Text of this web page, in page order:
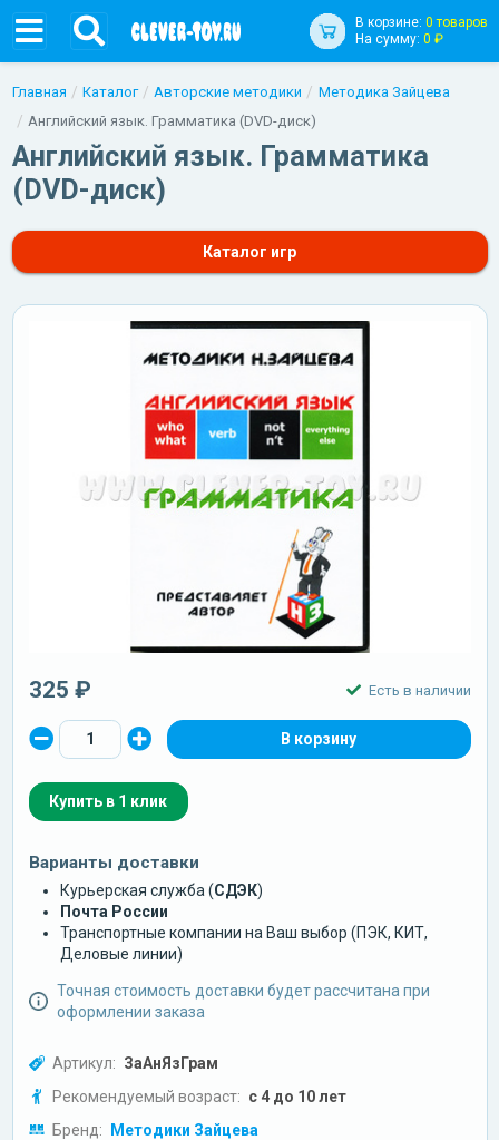
В корзине: 0 товаров
На сумму: 0 ₽
Главная Каталог Авторские методики
Методика Зайцева
Английский язык. Грамматика (DVD-диск)
Английский язык. Грамматика
(DVD-диск)
Каталог игр
325 ₽ Есть в наличии
Купить в 1 клик
Варианты доставки
Курьерская служба (СДЭК)
Почта России
Транспортные компании на Ваш выбор (ПЭК, КИТ,
Деловые линии)
Точная стоимость доставки будет рассчитана при
оформлении заказа
Артикул: ЗаАнЯзГрам
Рекомендуемый возраст: с 4 до 10 лет
Бренд: Методики Зайцева